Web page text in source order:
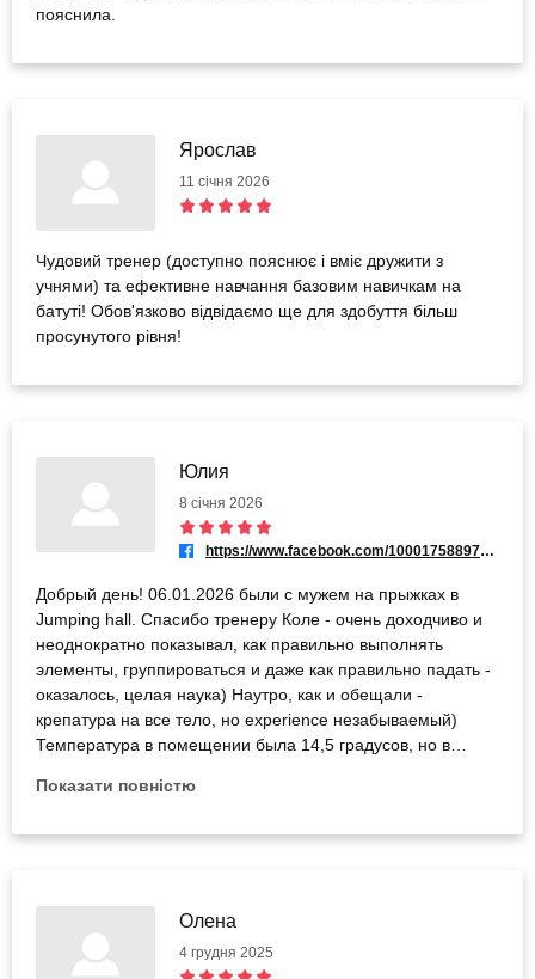
пояснила.
Ярослав
11 січня 2026
Чудовий тренер (доступно пояснює і вміє дружити з
учнями) та ефективне навчання базовим навичкам на
батуті! Обов'язково відвідаємо ще для здобуття більш
просунутого рівня!
Юлия
8 січня 2026
https://www.facebook.com/100017588971106
Добрый день! 06.01.2026 были с мужем на прыжках в
Jumping hall. Спасибо тренеру Коле - очень доходчиво и
неоднократно показывал, как правильно выполнять
элементы, группироваться и даже как правильно падать -
оказалось, целая наука) Наутро, как и обещали -
крепатура на все тело, но experience незабываемый)
Температура в помещении была 14,5 градусов, но в
совсем) Рекомендую однозначно!👍
Показати повністю
Олена
4 грудня 2025